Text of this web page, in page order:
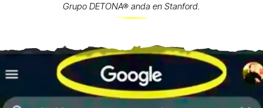
Grupo DETONA® anda en Stanford.